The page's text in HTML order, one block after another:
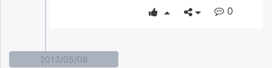
0
2013/05/08